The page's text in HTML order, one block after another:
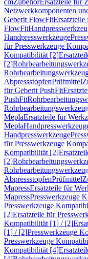
cmZubehörErsatzteile für
Netzwerkkomponenten
Geberit FlowFitErsatzteile
FlowFit
Handpresswerkzeuge
für Presswerkzeuge
Kompatibilität [2]
[2]
AbpressstopfenPrüfmittel
für Geberit PushFit
PushFit
MeplaErsatzteile für
Mepla
Handpresswerkzeuge
für Presswerkzeuge
Kompatibilität [2]
[2]
AbpressstopfenPrüfmittel
MapressErsatzteile für
MapressPresswerkzeuge
Presswerkzeuge
[2]Ersatzteile für
Kompatibilität [1] / [2]
[1] / [2]Presswerkzeuge
Presswerkzeuge
Kompatibilität [4]